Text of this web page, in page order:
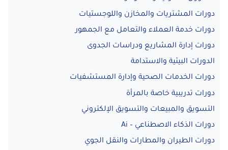
دورات المشتريات والمخازن واللوجستيات
دورات خدمة العملاء والتعامل مع الجمهور
دورات إدارة المشاريع ودراسات الجدوى
الدورات البيئية والاستدامة
دورات الخدمات الصحية وإدارة المستشفيات
دورات تدريبية خاصة بالمرأة
التسويق والمبيعات والتسويق الإلكتروني
دورات الذكاء الاصطناعي – Ai
دورات الطيران والمطارات والنقل الجوي